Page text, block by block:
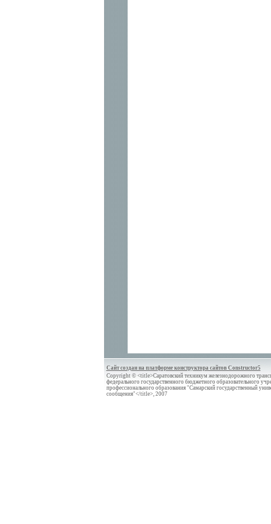
Copyright © <title>Саратовский техникум железнодорожного
федерального государственного бюджетного образовательного
профессионального образования "Самарский государственный
сообщения"</title>, 2007
Сайт создан на платформе конструктора сайтов Constructor5